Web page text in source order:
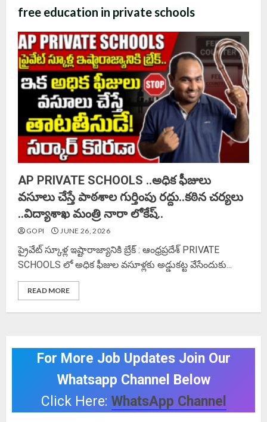
free education in private schools
AP PRIVATE SCHOOLS ..అధిక ఫీజులు
వసూలు చేస్తే పాఠశాల గుర్తింపు రద్దు..కఠిన చర్యలు
..విద్యాశాఖ మంత్రి నారా లోకేష్..
GOPI JUNE 26, 2026
ప్రైవేట్ స్కూళ్ల ఇష్టారాజ్యానికి బ్రేక్ : ఆంధ్రప్రదేశ్ PRIVATE
SCHOOLS లో అధిక ఫీజుల వసూళ్లకు అడ్డుకట్ట వేసేందుకు...
READ MORE
For More Job Updates Join Our
Whatsapp Channel Below
Click Here: WhatsApp Channel